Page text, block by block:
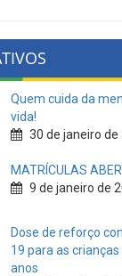
Quem cuida da
vida!
30 de janeiro de
MATRÍCULAS
9 de janeiro de
Dose de reforço
19 para as crianças
anos